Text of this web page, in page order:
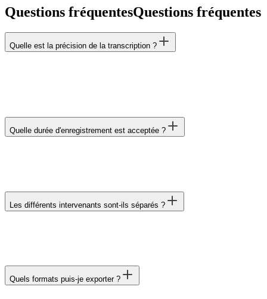
Questions fréquentesQuestions fréquentes
Quelle est la précision de la transcription ?
Quelle durée d'enregistrement est acceptée ?
Les différents intervenants sont-ils séparés ?
Quels formats puis-je exporter ?